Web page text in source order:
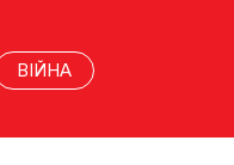
ВІЙНА